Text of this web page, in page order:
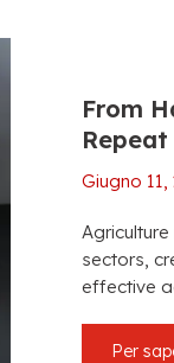
From
Repeat
Giugno 11,
sectors
effective
Per